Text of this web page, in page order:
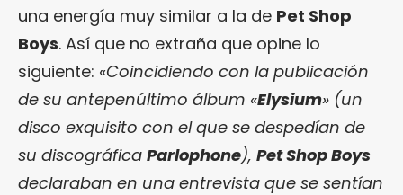
una energía muy similar a la de Pet Shop
Boys. Así que no extraña que opine lo
siguiente: «Coincidiendo con la publicación
de su antepenúltimo álbum «Elysium» (un
disco exquisito con el que se despedían de
su discográfica Parlophone), Pet Shop Boys
declaraban en una entrevista que se sentían